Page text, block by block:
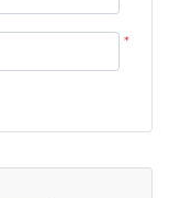
*